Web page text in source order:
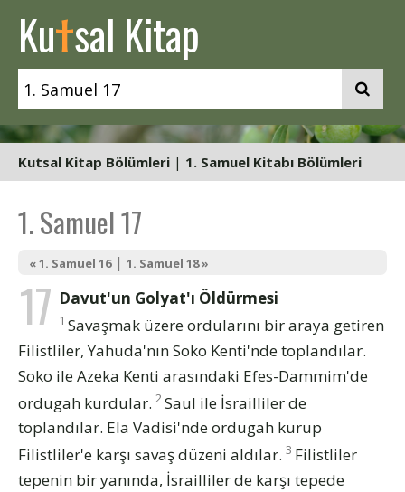
Kutsal Kitap
Kutsal Kitap Bölümleri | 1. Samuel Kitabı Bölümleri
1. Samuel 17
« 1. Samuel 16| 1. Samuel 18 »
17 Davut'un Golyat'ı Öldürmesi
1 Savaşmak üzere ordularını bir araya getiren
Filistliler, Yahuda'nın Soko Kenti'nde toplandılar.
Soko ile Azeka Kenti arasındaki Efes-Dammim'de
ordugah kurdular. 2Saul ile İsrailliler de
toplandılar. Ela Vadisi'nde ordugah kurup
Filistliler'e karşı savaş düzeni aldılar. 3 Filistliler
tepenin bir yanında, İsrailliler de karşı tepede